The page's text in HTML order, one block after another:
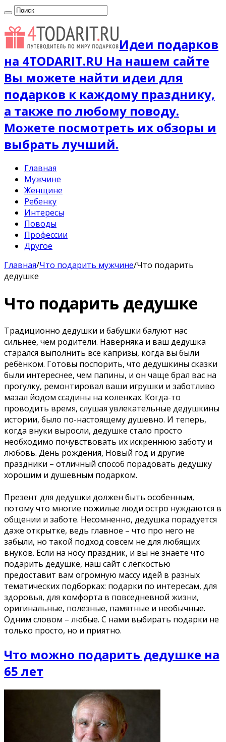
Идеи подарков
на 4TODARIT.RU На нашем сайте
Вы можете найти идеи для
подарков к каждому празднику,
а также по любому поводу.
Можете посмотреть их обзоры и
выбрать лучший.
Главная
Мужчине
Женщине
Ребенку
Интересы
Поводы
Профессии
Другое
Главная/Что подарить мужчине/Что подарить
дедушке
Что подарить дедушке
Традиционно дедушки и бабушки балуют нас
сильнее, чем родители. Наверняка и ваш дедушка
старался выполнить все капризы, когда вы были
ребёнком. Готовы поспорить, что дедушкины сказки
были интереснее, чем папины, и он чаще брал вас на
прогулку, ремонтировал ваши игрушки и заботливо
мазал йодом ссадины на коленках. Когда-то
проводить время, слушая увлекательные дедушкины
истории, было по-настоящему душевно. И теперь,
когда внуки выросли, дедушке стало просто
необходимо почувствовать их искреннюю заботу и
любовь. День рождения, Новый год и другие
праздники – отличный способ порадовать дедушку
хорошим и душевным подарком.
Презент для дедушки должен быть особенным,
потому что многие пожилые люди остро нуждаются в
общении и заботе. Несомненно, дедушка порадуется
даже открытке, ведь главное – что про него не
забыли, но такой подход совсем не для любящих
внуков. Если на носу праздник, и вы не знаете что
подарить дедушке, наш сайт с лёгкостью
предоставит вам огромную массу идей в разных
тематических подборках: подарки по интересам, для
здоровья, для комфорта в повседневной жизни,
оригинальные, полезные, памятные и необычные.
Одним словом – любые. С нами выбирать подарки не
только просто, но и приятно.
Что можно подарить дедушке на
65 лет